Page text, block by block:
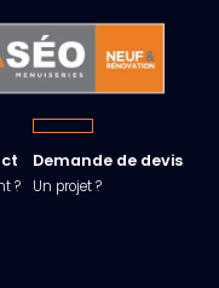
?
Demande de devis
Un projet ?